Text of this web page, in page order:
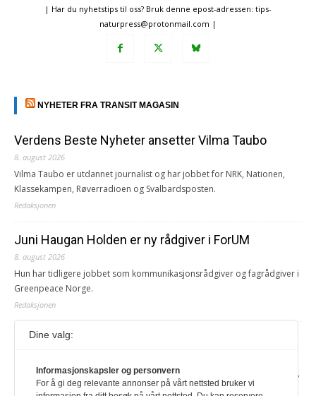
| Har du nyhetstips til oss? Bruk denne epost-adressen: tips-
naturpress@protonmail.com |
NYHETER FRA TRANSIT MAGASIN
Verdens Beste Nyheter ansetter Vilma Taubo
8. august 2026
Vilma Taubo er utdannet journalist og har jobbet for NRK, Nationen,
Klassekampen, Røverradioen og Svalbardsposten.
Redaksjonen
Juni Haugan Holden er ny rådgiver i ForUM
8. august 2026
Hun har tidligere jobbet som kommunikasjonsrådgiver og fagrådgiver i
Greenpeace Norge.
Redaksjonen
Journalist fra Vietnam idømt 7 års fengsel
Kommunistpartiet i Vietnam har total kontroll over alle offisielle medier,
aviser, TV- og radiokanaler. For å lese denne må du ha abonnement
Dine valg:
Informasjonskapsler og personvern
For å gi deg relevante annonser på vårt nettsted bruker vi